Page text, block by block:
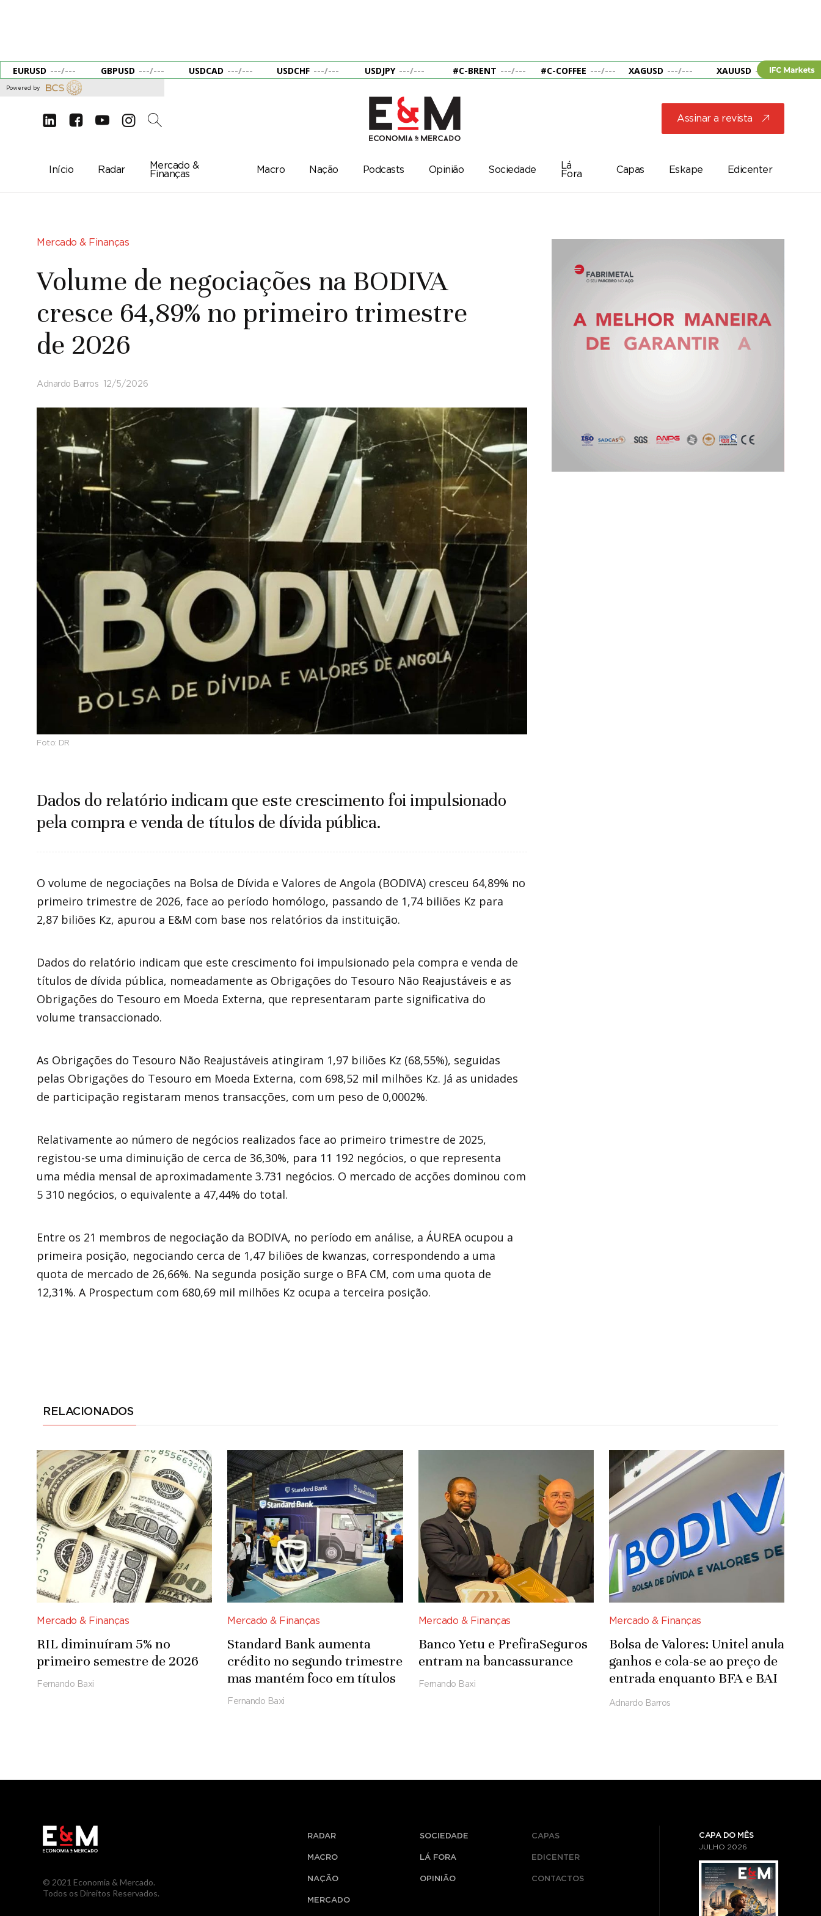
EURUSD ---/--- GBPUSD ---/--- USDCAD ---/--- USDCHF ---/--- USDJPY ---/--- #C-BRENT ---/--- #C-COFFEE ---/--- XAGUSD ---/--- XAUUSD --- ---
Powered by
d e g c 2 Assinar a revista j
Início Radar
Mercado &
Finanças
Macro Nação Podcasts Opinião Sociedade
Lá
Fora
Capas Eskape Edicenter
Mercado & Finanças
Volume de negociações na BODIVA
cresce 64,89% no primeiro trimestre
de 2026
Adnardo Barros 12/5/2026
Foto: DR
Dados do relatório indicam que este crescimento foi impulsionado
pela compra e venda de títulos de dívida pública.
O volume de negociações na Bolsa de Dívida e Valores de Angola (BODIVA) cresceu 64,89% no
primeiro trimestre de 2026, face ao período homólogo, passando de 1,74 biliões Kz para
2,87 biliões Kz, apurou a E&M com base nos relatórios da instituição.
Dados do relatório indicam que este crescimento foi impulsionado pela compra e venda de
títulos de dívida pública, nomeadamente as Obrigações do Tesouro Não Reajustáveis e as
Obrigações do Tesouro em Moeda Externa, que representaram parte significativa do
volume transaccionado.
As Obrigações do Tesouro Não Reajustáveis atingiram 1,97 biliões Kz (68,55%), seguidas
pelas Obrigações do Tesouro em Moeda Externa, com 698,52 mil milhões Kz. Já as unidades
de participação registaram menos transacções, com um peso de 0,0002%.
Relativamente ao número de negócios realizados face ao primeiro trimestre de 2025,
registou-se uma diminuição de cerca de 36,30%, para 11 192 negócios, o que representa
uma média mensal de aproximadamente 3.731 negócios. O mercado de acções dominou com
5 310 negócios, o equivalente a 47,44% do total.
Entre os 21 membros de negociação da BODIVA, no período em análise, a ÁUREA ocupou a
primeira posição, negociando cerca de 1,47 biliões de kwanzas, correspondendo a uma
quota de mercado de 26,66%. Na segunda posição surge o BFA CM, com uma quota de
12,31%. A Prospectum com 680,69 mil milhões Kz ocupa a terceira posição.
RELACIONADOS
Mercado & Finanças
RIL diminuíram 5% no
primeiro semestre de 2026
Fernando Baxi
Mercado & Finanças
Standard Bank aumenta
crédito no segundo trimestre
mas mantém foco em títulos
Fernando Baxi
Mercado & Finanças
Banco Yetu e PrefiraSeguros
entram na bancassurance
Fernando Baxi
Mercado & Finanças
Bolsa de Valores: Unitel anula
ganhos e cola-se ao preço de
entrada enquanto BFA e BAI
negoceiam em paridade
Adnardo Barros
© 2021 Economia & Mercado.
Todos os Direitos Reservados.
RADAR
MACRO
NAÇÃO
MERCADO
SOCIEDADE
LÁ FORA
OPINIÃO
CAPAS
EDICENTER
CONTACTOS
CAPA DO MÊS
JULHO 2026